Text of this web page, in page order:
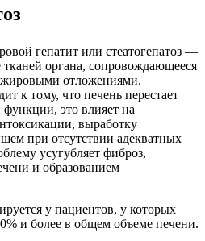
гепатит или стеатогепатоз —
тканей органа, сопровождающееся
отложениями.
к тому, что печень перестает
это влияет на
выработку
при отсутствии адекватных
усугубляет фиброз,
и образованием
у пациентов, у которых
и более в общем объеме печени.